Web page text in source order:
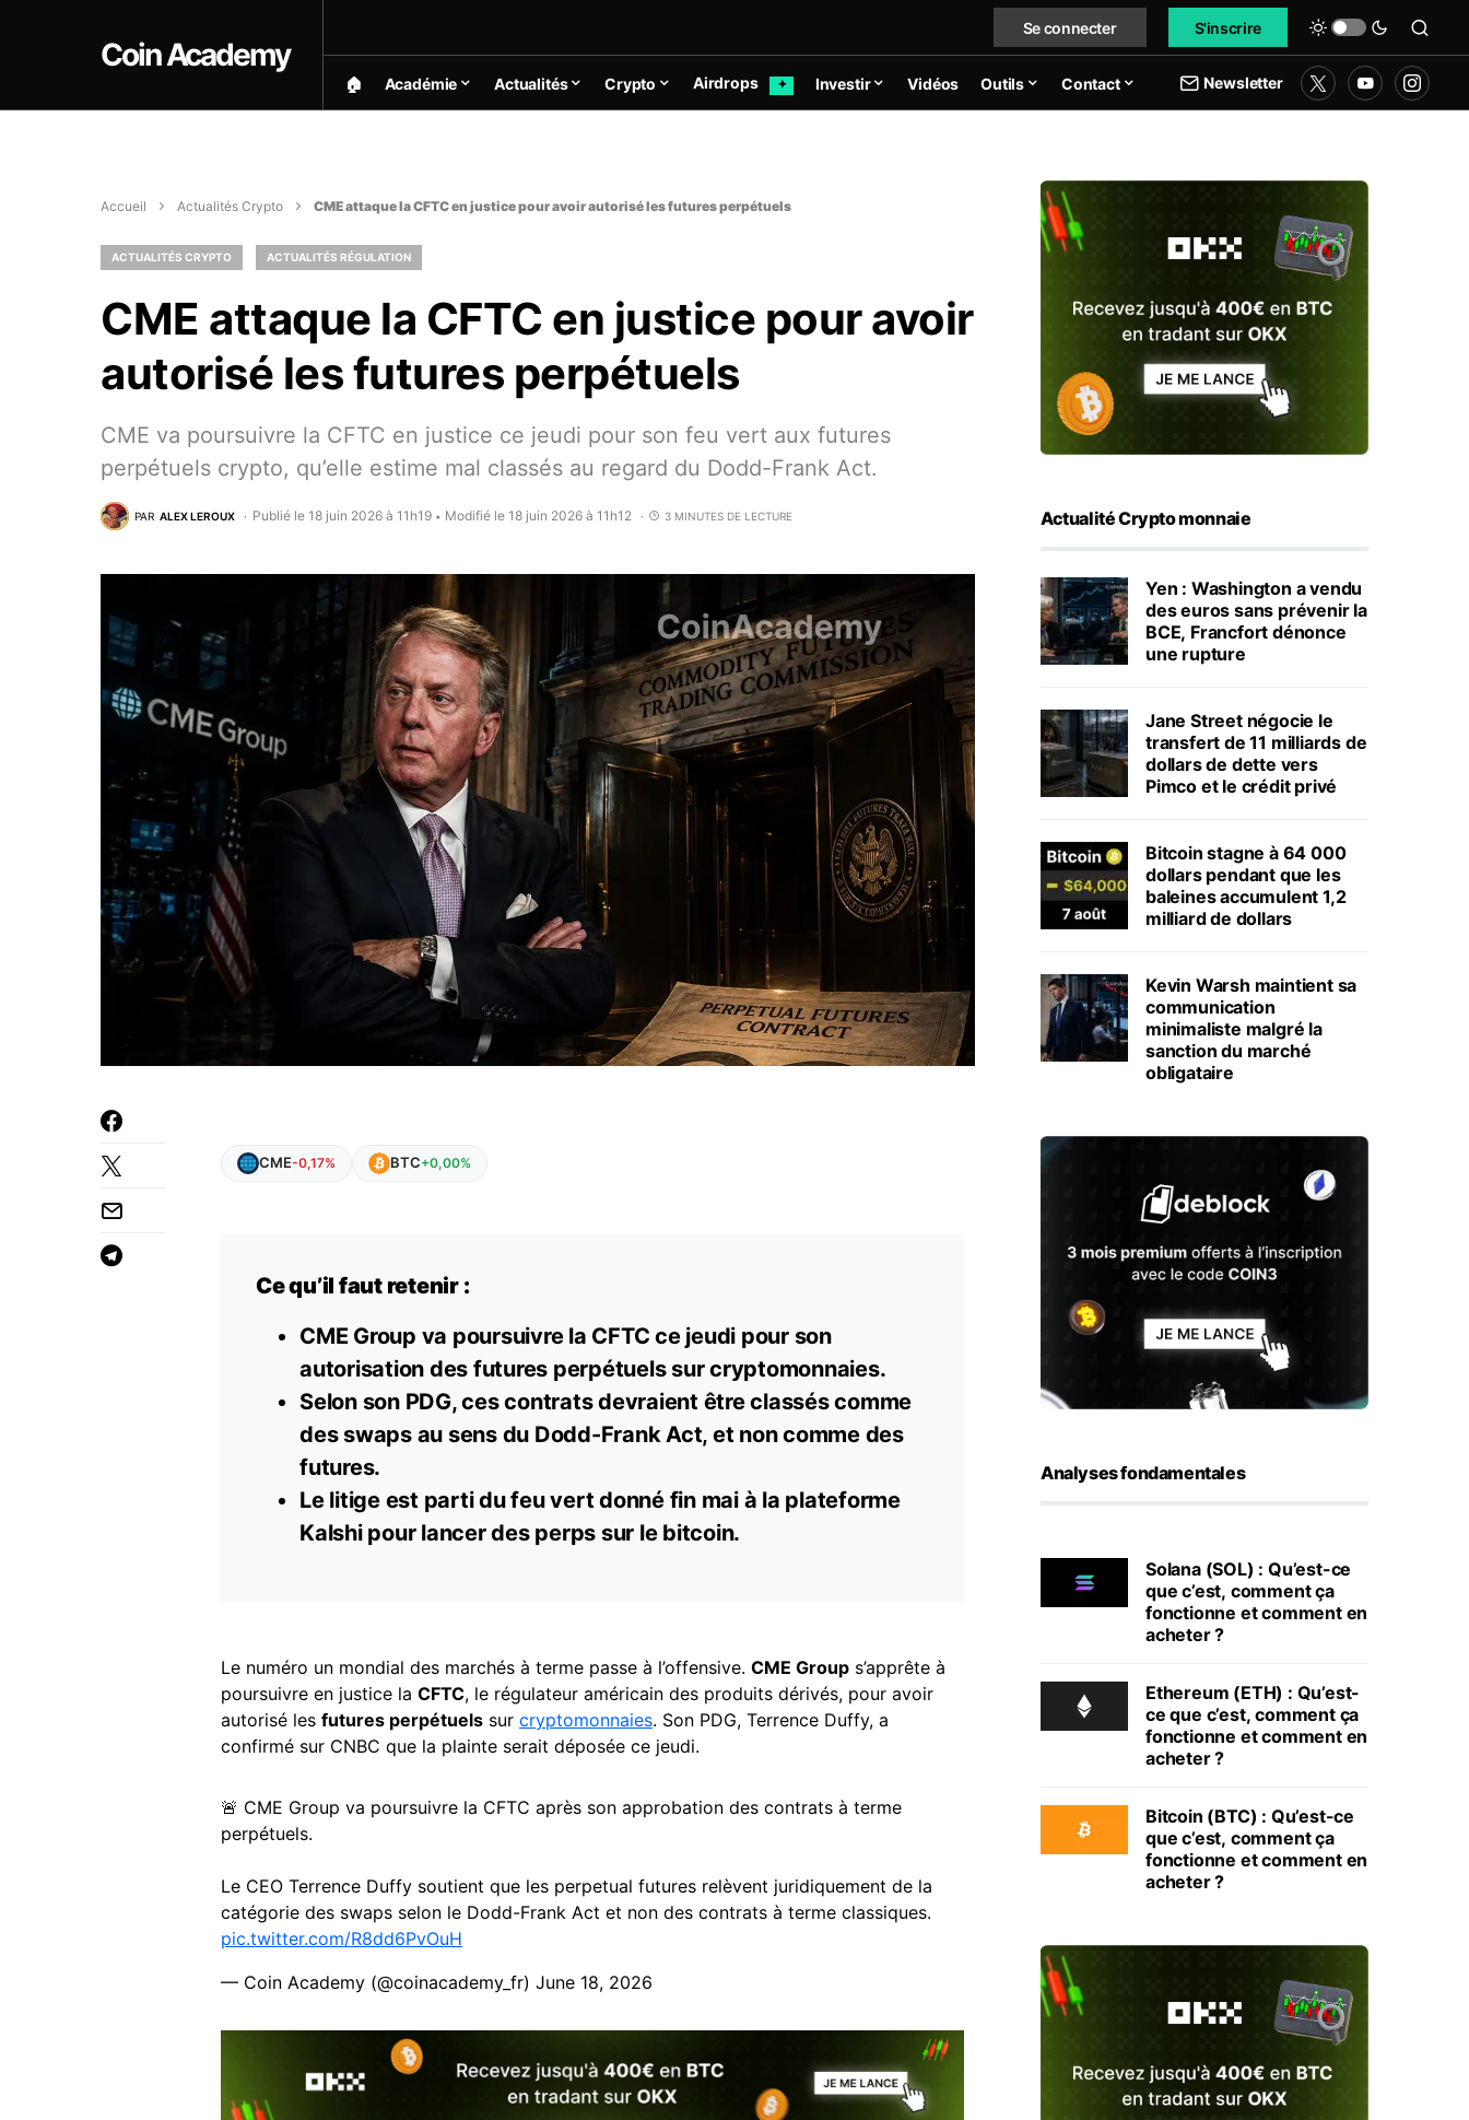
Coin Academy
Se connecter S'inscrire
🏠︎ Académie Actualités Crypto Airdrops ✦ Investir Vidéos Outils Contact Newsletter
Accueil Actualités Crypto CME attaque la CFTC en justice pour avoir autorisé les futures perpétuels
ACTUALITÉS CRYPTO ACTUALITÉS RÉGULATION
CME attaque la CFTC en justice pour avoir
autorisé les futures perpétuels
CME va poursuivre la CFTC en justice ce jeudi pour son feu vert aux futures
perpétuels crypto, qu’elle estime mal classés au regard du Dodd-Frank Act.
PAR ALEX LEROUX Publié le 18 juin 2026 à 11h19 • Modifié le 18 juin 2026 à 11h12 3 MINUTES DE LECTURE
CME-0,17% BTC+0,00%
Ce qu’il faut retenir :
CME Group va poursuivre la CFTC ce jeudi pour son
autorisation des futures perpétuels sur cryptomonnaies.
Selon son PDG, ces contrats devraient être classés comme
des swaps au sens du Dodd-Frank Act, et non comme des
futures.
Le litige est parti du feu vert donné fin mai à la plateforme
Kalshi pour lancer des perps sur le bitcoin.
Le numéro un mondial des marchés à terme passe à l’offensive. CME Group s’apprête à
poursuivre en justice la CFTC, le régulateur américain des produits dérivés, pour avoir
autorisé les futures perpétuels sur cryptomonnaies. Son PDG, Terrence Duffy, a
confirmé sur CNBC que la plainte serait déposée ce jeudi.
🚨 CME Group va poursuivre la CFTC après son approbation des contrats à terme
perpétuels.
Le CEO Terrence Duffy soutient que les perpetual futures relèvent juridiquement de la
catégorie des swaps selon le Dodd-Frank Act et non des contrats à terme classiques.
pic.twitter.com/R8dd6PvOuH
— Coin Academy (@coinacademy_fr) June 18, 2026
Actualité Crypto monnaie
Yen : Washington a vendu
des euros sans prévenir la
BCE, Francfort dénonce
une rupture
Jane Street négocie le
transfert de 11 milliards de
dollars de dette vers
Pimco et le crédit privé
Bitcoin stagne à 64 000
dollars pendant que les
baleines accumulent 1,2
milliard de dollars
Kevin Warsh maintient sa
communication
minimaliste malgré la
sanction du marché
obligataire
Analyses fondamentales
Solana (SOL) : Qu’est-ce
que c’est, comment ça
fonctionne et comment en
acheter ?
Ethereum (ETH) : Qu’est-
ce que c’est, comment ça
fonctionne et comment en
acheter ?
Bitcoin (BTC) : Qu’est-ce
que c’est, comment ça
fonctionne et comment en
acheter ?